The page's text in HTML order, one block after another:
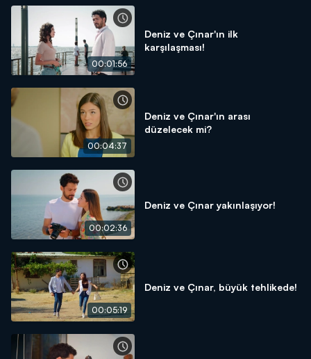
00:01:56
Deniz ve Çınar'ın ilk
karşılaşması!
00:04:37
Deniz ve Çınar'ın arası
düzelecek mi?
00:02:36
Deniz ve Çınar yakınlaşıyor!
00:05:19
Deniz ve Çınar, büyük tehlikede!